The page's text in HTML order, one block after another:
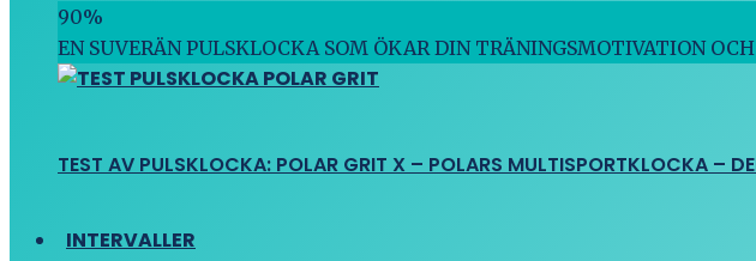
90%
EN SUVERÄN PULSKLOCKA SOM ÖKAR DIN TRÄNINGSMOTIVATION
TEST AV PULSKLOCKA: POLAR GRIT X – POLARS MULTISPORTKLOCKA –
INTERVALLER